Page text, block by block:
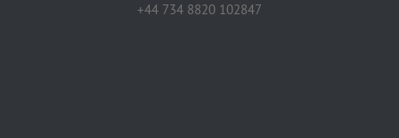
+44 734 8820 102847